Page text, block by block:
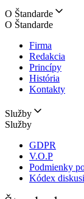
O Štandarde
O Štandarde
Firma
Redakcia
Princípy
História
Kontakty
Služby
Služby
GDPR
V.O.P
Podmienky
Kódex